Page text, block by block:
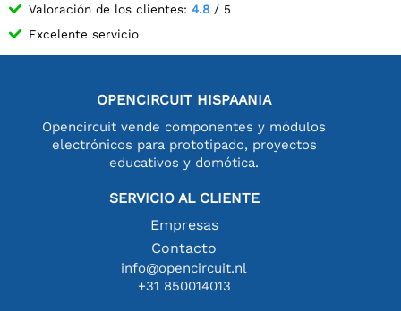
Valoración de los clientes: 4.8 / 5
Excelente servicio
OPENCIRCUIT HISPAANIA
Opencircuit vende componentes y módulos
electrónicos para prototipado, proyectos
educativos y domótica.
SERVICIO AL CLIENTE
Empresas
Contacto
info@opencircuit.nl
+31 850014013